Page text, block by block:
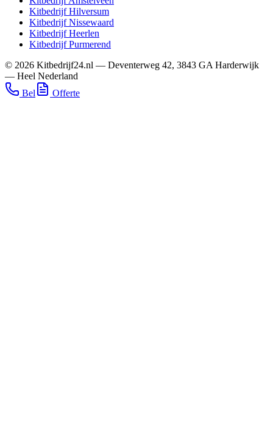
KitbedrijfHilversum
KitbedrijfNissewaard
KitbedrijfHeerlen
KitbedrijfPurmerend
© 2026 Kitbedrijf24.nl — Deventerweg 42, 3843 GA Harderwijk
— Heel Nederland
Bel
Offerte